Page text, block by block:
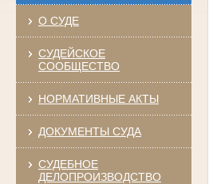
О СУДЕ
СУДЕЙСКОЕ
СООБЩЕСТВО
НОРМАТИВНЫЕ АКТЫ
ДОКУМЕНТЫ СУДА
СУДЕБНОЕ
ДЕЛОПРОИЗВОДСТВО